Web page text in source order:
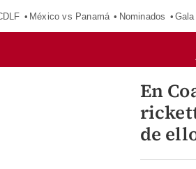
México vs Panamá Nominados Gala
En
de